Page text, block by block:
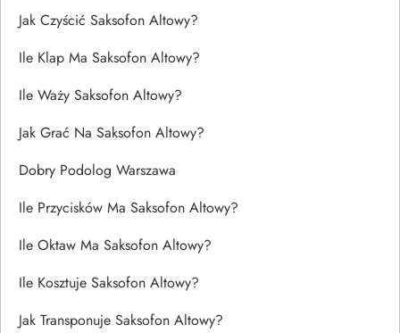
Jak Czyścić Saksofon Altowy?
Ile Klap Ma Saksofon Altowy?
Ile Waży Saksofon Altowy?
Jak Grać Na Saksofon Altowy?
Dobry Podolog Warszawa
Ile Przycisków Ma Saksofon Altowy?
Ile Oktaw Ma Saksofon Altowy?
Ile Kosztuje Saksofon Altowy?
Jak Transponuje Saksofon Altowy?